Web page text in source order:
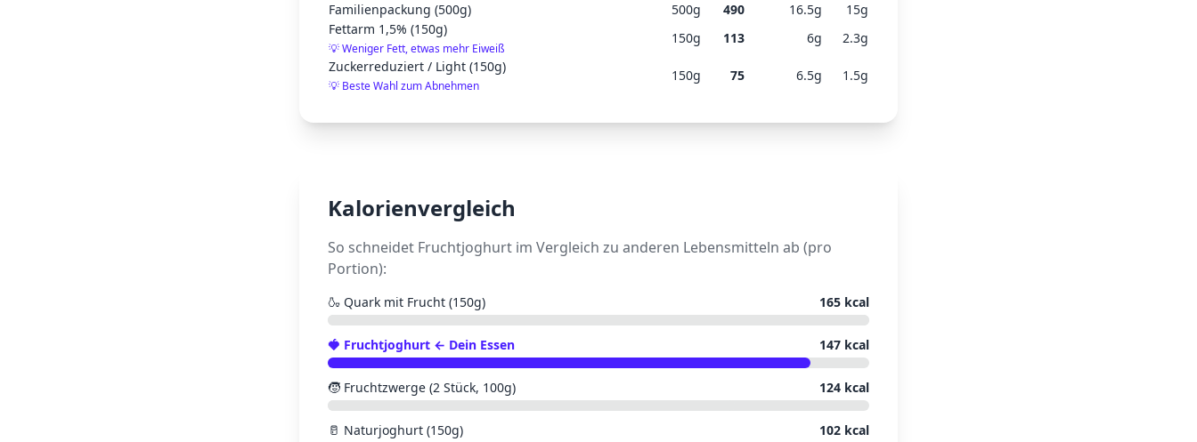
Familienpackung (500g)
500g 490 16.5g 15g
Fettarm 1,5% (150g)
💡Weniger Fett, etwas mehr Eiweiß
150g 113 6g 2.3g
Zuckerreduziert / Light (150g)
💡 Beste Wahl zum Abnehmen
150g 75 6.5g 1.5g
Kalorienvergleich
So schneidet Fruchtjoghurt im Vergleich zu anderen Lebensmitteln ab (pro
Portion):
🍶 Quark mit Frucht (150g) 165 kcal
🍓 Fruchtjoghurt ← Dein Essen 147 kcal
🧒 Fruchtzwerge (2 Stück, 100g) 124 kcal
🥛 Naturjoghurt (150g) 102 kcal